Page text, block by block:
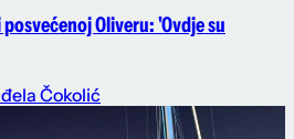
Oliveru: 'Ovdje su
Čokolić